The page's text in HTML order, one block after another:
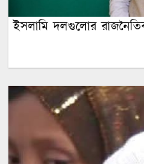
ইসলামি দলগুলোর রাজনৈতিক